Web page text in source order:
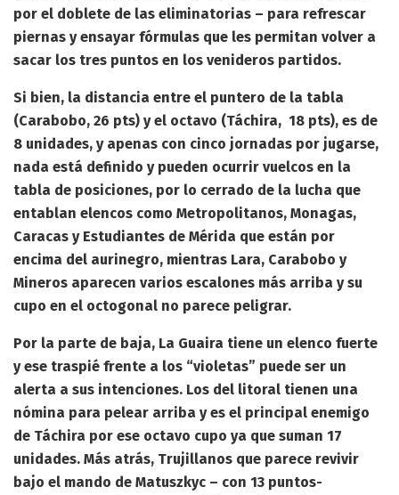
por el doblete de las eliminatorias – para refrescar
piernas y ensayar fórmulas que les permitan volver a
sacar los tres puntos en los venideros partidos.
Si bien, la distancia entre el puntero de la tabla
(Carabobo, 26 pts) y el octavo (Táchira, 18 pts), es de
8 unidades, y apenas con cinco jornadas por jugarse,
nada está definido y pueden ocurrir vuelcos en la
tabla de posiciones, por lo cerrado de la lucha que
entablan elencos como Metropolitanos, Monagas,
Caracas y Estudiantes de Mérida que están por
encima del aurinegro, mientras Lara, Carabobo y
Mineros aparecen varios escalones más arriba y su
cupo en el octogonal no parece peligrar.
Por la parte de baja, La Guaira tiene un elenco fuerte
y ese traspié frente a los “violetas” puede ser un
alerta a sus intenciones. Los del litoral tienen una
nómina para pelear arriba y es el principal enemigo
de Táchira por ese octavo cupo ya que suman 17
unidades. Más atrás, Trujillanos que parece revivir
bajo el mando de Matuszkyc – con 13 puntos-